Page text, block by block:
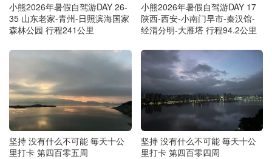
小熊2026年暑假自驾游DAY 26-
35 山东老家-青州-日照滨海国家
森林公园 行程241公里
小熊2026年暑假自驾游DAY 17
陕西-西安-小南门早市-秦汉馆-
经渭分明-大雁塔 行程94.2公里
坚持 没有什么不可能 毎天十公
里打卡 第四百零五周
坚持 没有什么不可能 毎天十公
里打卡 第四百零四周